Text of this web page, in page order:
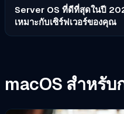
Server OS ที่ดีที่สุดในปี
เหมาะกับเซิร์ฟเวอร์ของคุณ
macOS สำหรับ